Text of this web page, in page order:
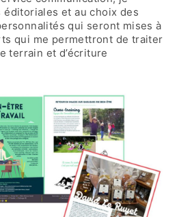
et au choix des
qui seront mises à
qui me permettront de traiter
terrain et d’écriture